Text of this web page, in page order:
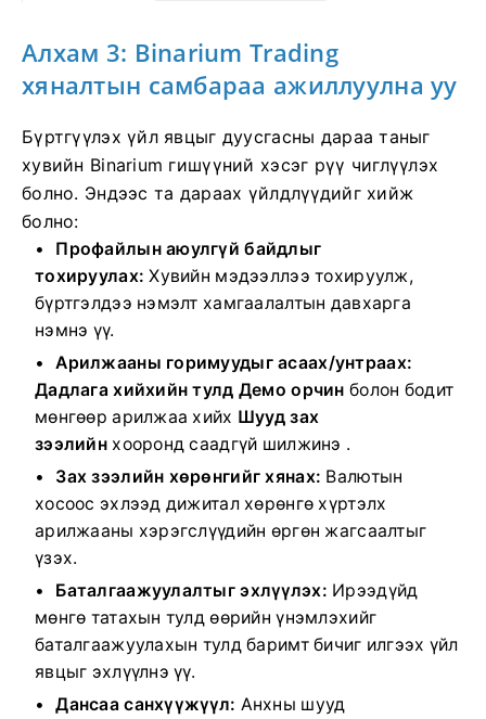
Алхам 3: Binarium Trading
хяналтын самбараа ажиллуулна уу
Бүртгүүлэх үйл явцыг дуусгасны дараа таныг
хувийн Binarium гишүүний хэсэг рүү чиглүүлэх
болно. Эндээс та дараах үйлдлүүдийг хийж
болно:
Профайлын аюулгүй байдлыг
тохируулах: Хувийн мэдээллээ тохируулж,
бүртгэлдээ нэмэлт хамгаалалтын давхарга
нэмнэ үү.
Арилжааны горимуудыг асаах/унтраах:
Дадлага хийхийн тулд Демо орчин болон бодит
мөнгөөр ​​арилжаа хийх Шууд зах
зээлийнхооронд саадгүй шилжинэ .
Зах зээлийн хөрөнгийг хянах: Валютын
хосоос эхлээд дижитал хөрөнгө хүртэлх
арилжааны хэрэгслүүдийн өргөн жагсаалтыг
үзэх.
Баталгаажуулалтыг эхлүүлэх: Ирээдүйд
мөнгө татахын тулд өөрийн үнэмлэхийг
баталгаажуулахын тулд баримт бичиг илгээх үйл
явцыг эхлүүлнэ үү.
Дансаа санхүүжүүл: Анхны шууд